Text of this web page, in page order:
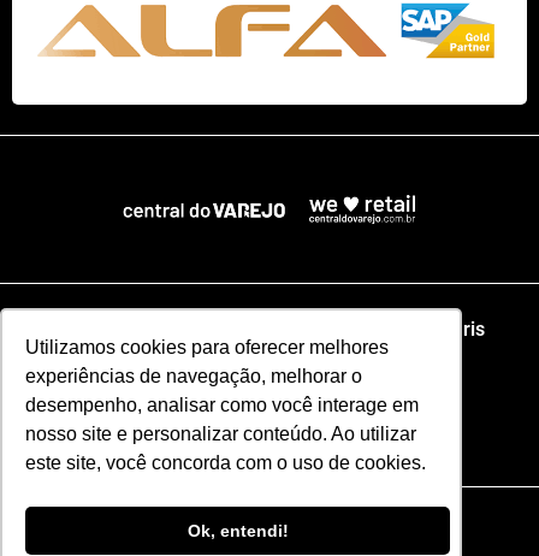
Utilizamos cookies para oferecer melhores
experiências de navegação, melhorar o
desempenho, analisar como você interage em
nosso site e personalizar conteúdo. Ao utilizar
este site, você concorda com o uso de cookies.
Ok, entendi!
NRF Paris
Web Summit Lisboa Web Summit Rio
Especial NRF2026
CNPJ: 51.110.853/0001-17